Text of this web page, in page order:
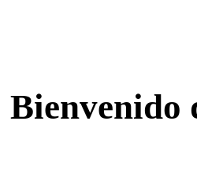
Bienvenido